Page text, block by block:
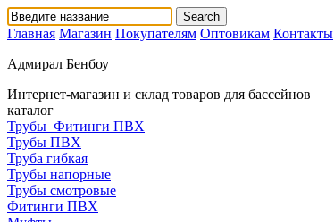
Главная Магазин Покупателям Оптовикам Контакты
Адмирал Бенбоу
Интернет-магазин и склад товаров для бассейнов
каталог
Трубы_Фитинги ПВХ
Трубы ПВХ
Труба гибкая
Трубы напорные
Трубы смотровые
Фитинги ПВХ